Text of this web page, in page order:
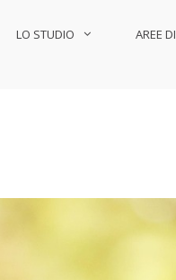
LO STUDIO AREE